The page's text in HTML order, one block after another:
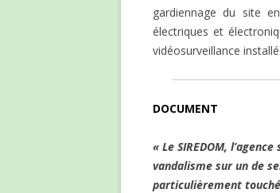
gardiennage du site
électriques et
vidéosurveillance
DOCUMENT
« Le SIREDOM,
vandalisme sur un de
particulièrement